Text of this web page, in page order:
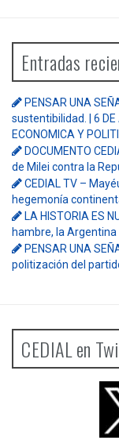
Entradas
PENSAR UNA
sustentibilidad. | 6 DE
ECONOMICA Y
DOCUMENTO
de Milei contra la
CEDIAL TV –
hegemonía
LA HISTORIA ES
hambre, la Argentina
PENSAR UNA
politización del
CEDIAL en